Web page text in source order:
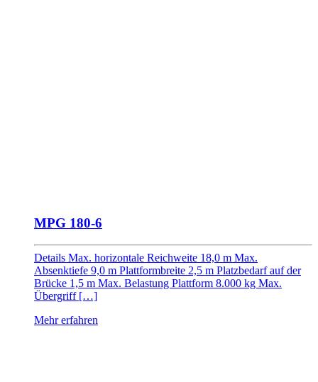
MPG 180-6
Details Max. horizontale Reichweite 18,0 m Max.
Absenktiefe 9,0 m Plattformbreite 2,5 m Platzbedarf auf der
Brücke 1,5 m Max. Belastung Plattform 8.000 kg Max.
Übergriff […]
Mehr erfahren